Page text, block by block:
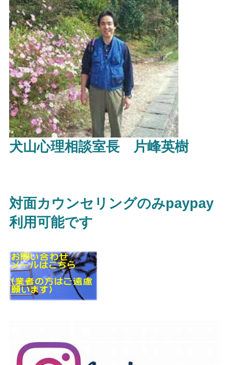
犬山心理相談室長 片峰英樹
対面カウンセリングのみpaypay
利用可能です